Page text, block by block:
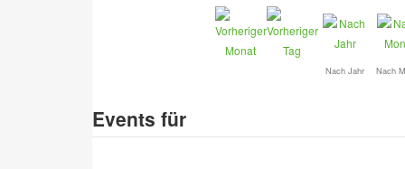
Nach Jahr Nach
Events für